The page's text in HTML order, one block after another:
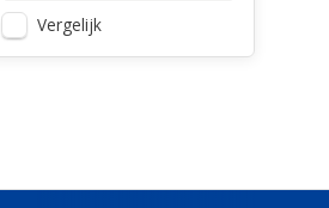
Vergelijk